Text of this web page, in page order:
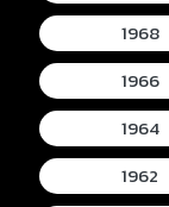
1968
1966
1964
1962